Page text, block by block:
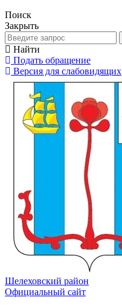
Поиск
Закрыть
Найти
Подать обращение
Версия для слабовидящих
Шелеховский район
Официальный сайт